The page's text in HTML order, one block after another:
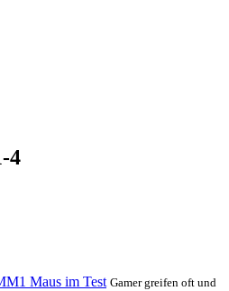
4
Maus im Test Gamer greifen oft und